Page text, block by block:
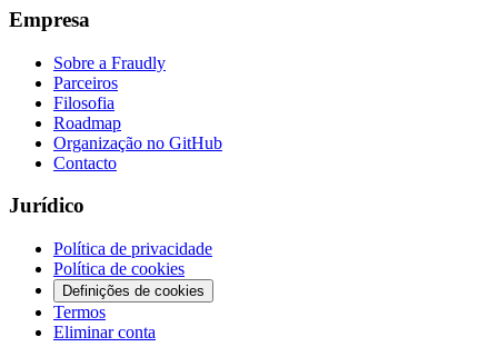
Empresa
Sobre a Fraudly
Parceiros
Filosofia
Roadmap
Organização no GitHub
Contacto
Jurídico
Política de privacidade
Política de cookies
Definições de cookies
Termos
Eliminar conta